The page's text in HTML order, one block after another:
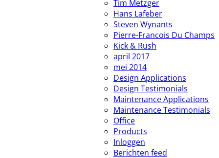
Tim Metzger
Hans Lafeber
Steven Wynants
Pierre-Francois Du Champs
Kick & Rush
april 2017
mei 2014
Design Applications
Design Testimonials
Maintenance Applications
Maintenance Testimonials
Office
Products
Inloggen
Berichten feed